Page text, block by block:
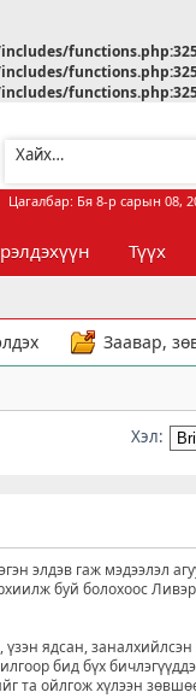
Цагалбар: Бя 8-р сарын 08,
Түүх
Заавар,
Хэл:
элдэв гаж мэдээлэл
буй болохоос
ядсан,
бид бүх
та ойлгож хүлээн